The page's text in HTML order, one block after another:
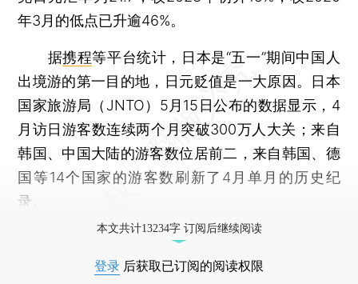
年3月的低点已升逾46%。
据携程等平台统计，日本是“五一”期间中国人
出境游的第一目的地，日元贬值是一大原因。日本
国家旅游局（JNTO）5月15日公布的数据显示，4
月访日游客数连续两个月突破300万人大关；来自
韩国、中国大陆的游客数位居前二，来自韩国、德
国等14个国家的游客数刷新了4月单月的历史纪
录。
本文共计13234字 订阅后继续阅读
登录 后获取已订阅的阅读权限